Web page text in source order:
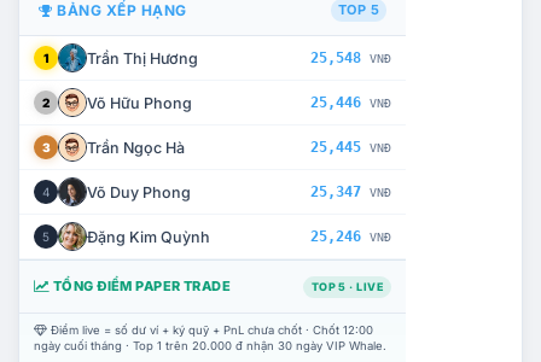
BẢNG XẾP HẠNG TOP 5
1 Trần Thị Hương 25,548 VNĐ
2 Võ Hữu Phong 25,446 VNĐ
3 Trần Ngọc Hà 25,445 VNĐ
4 Võ Duy Phong 25,347 VNĐ
5 Đặng Kim Quỳnh 25,246 VNĐ
TỔNG ĐIỂM PAPER TRADE TOP 5 · LIVE
Điểm live = số dư ví + ký quỹ + PnL chưa chốt · Chốt 12:00
ngày cuối tháng · Top 1 trên 20.000 đ nhận 30 ngày VIP Whale.